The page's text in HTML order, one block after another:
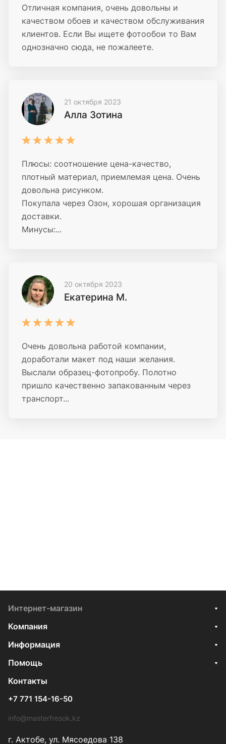
Отличная компания, очень довольны и
качеством обоев и качеством обслуживания
клиентов. Если Вы ищете фотообои то Вам
однозначно сюда, не пожалеете.
21 октября 2023
Алла Зотина
Плюсы: соотношение цена-качество,
плотный материал, приемлемая цена. Очень
довольна рисунком.
Покупала через Озон, хорошая организация
доставки.
Минусы:...
20 октября 2023
Екатерина М.
Очень довольна работой компании,
доработали макет под наши желания.
Выслали образец-фотопробу. Полотно
пришло качественно запакованным через
транспорт...
Интернет-магазин
Компания
Информация
Помощь
Контакты
+7 771 154-16-50
info@masterfresok.kz
г. Актобе, ул. Мясоедова 138